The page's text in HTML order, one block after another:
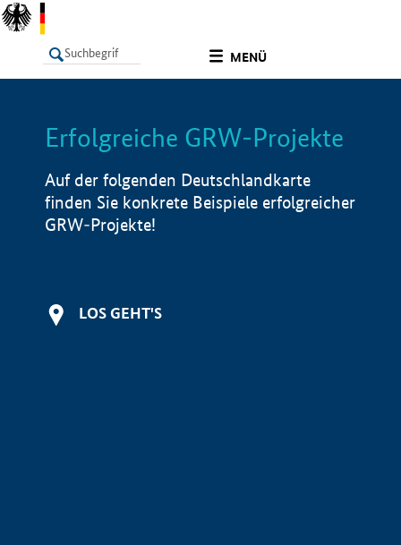
MENÜ
LISTE Info
Erfolgreiche GRW-Projekte
Auf der folgenden Deutschlandkarte
finden Sie konkrete Beispiele erfolgreicher
GRW-Projekte!
LOS GEHT'S